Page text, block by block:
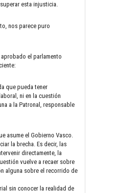
esta injusticia.
nos parece puro
el parlamento
que pueda tener
ni en la cuestión
a la Patronal, responsable
asume el Gobierno Vasco.
la brecha. Es decir, las
directamente, la
vuelve a recaer sobre
alguna sobre el recorrido de
sin conocer la realidad de